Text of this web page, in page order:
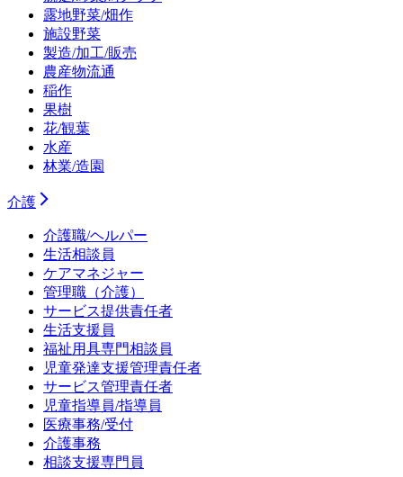
露地野菜/畑作
施設野菜
製造/加工/販売
農産物流通
稲作
果樹
花/観葉
水産
林業/造園
介護
介護職/ヘルパー
生活相談員
ケアマネジャー
管理職（介護）
サービス提供責任者
生活支援員
福祉用具専門相談員
児童発達支援管理責任者
サービス管理責任者
児童指導員/指導員
医療事務/受付
介護事務
相談支援専門員